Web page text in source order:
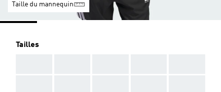
Taille du mannequin
Tailles